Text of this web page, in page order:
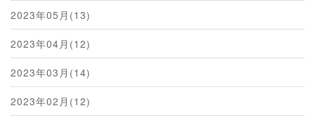
2023年05月(13)
2023年04月(12)
2023年03月(14)
2023年02月(12)